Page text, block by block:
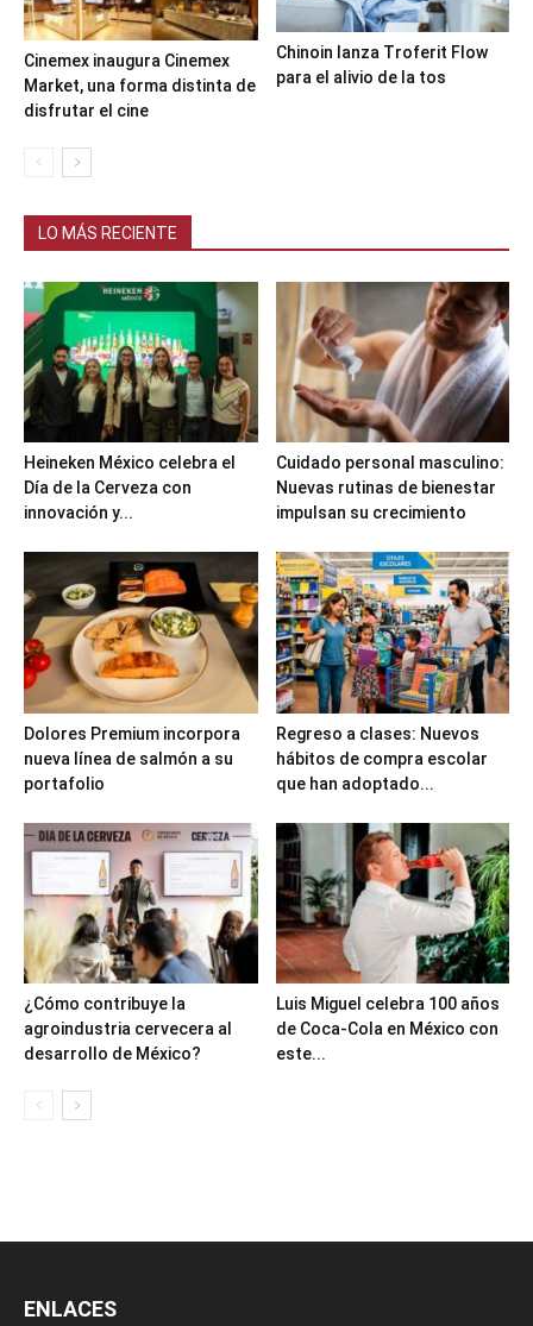
Cinemex inaugura Cinemex
Market, una forma distinta de
disfrutar el cine
Chinoin lanza Troferit Flow
para el alivio de la tos
LO MÁS RECIENTE
Heineken México celebra el
Día de la Cerveza con
innovación y...
Cuidado personal masculino:
Nuevas rutinas de bienestar
impulsan su crecimiento
Dolores Premium incorpora
nueva línea de salmón a su
portafolio
Regreso a clases: Nuevos
hábitos de compra escolar
que han adoptado...
¿Cómo contribuye la
agroindustria cervecera al
desarrollo de México?
Luis Miguel celebra 100 años
de Coca-Cola en México con
este...
ENLACES